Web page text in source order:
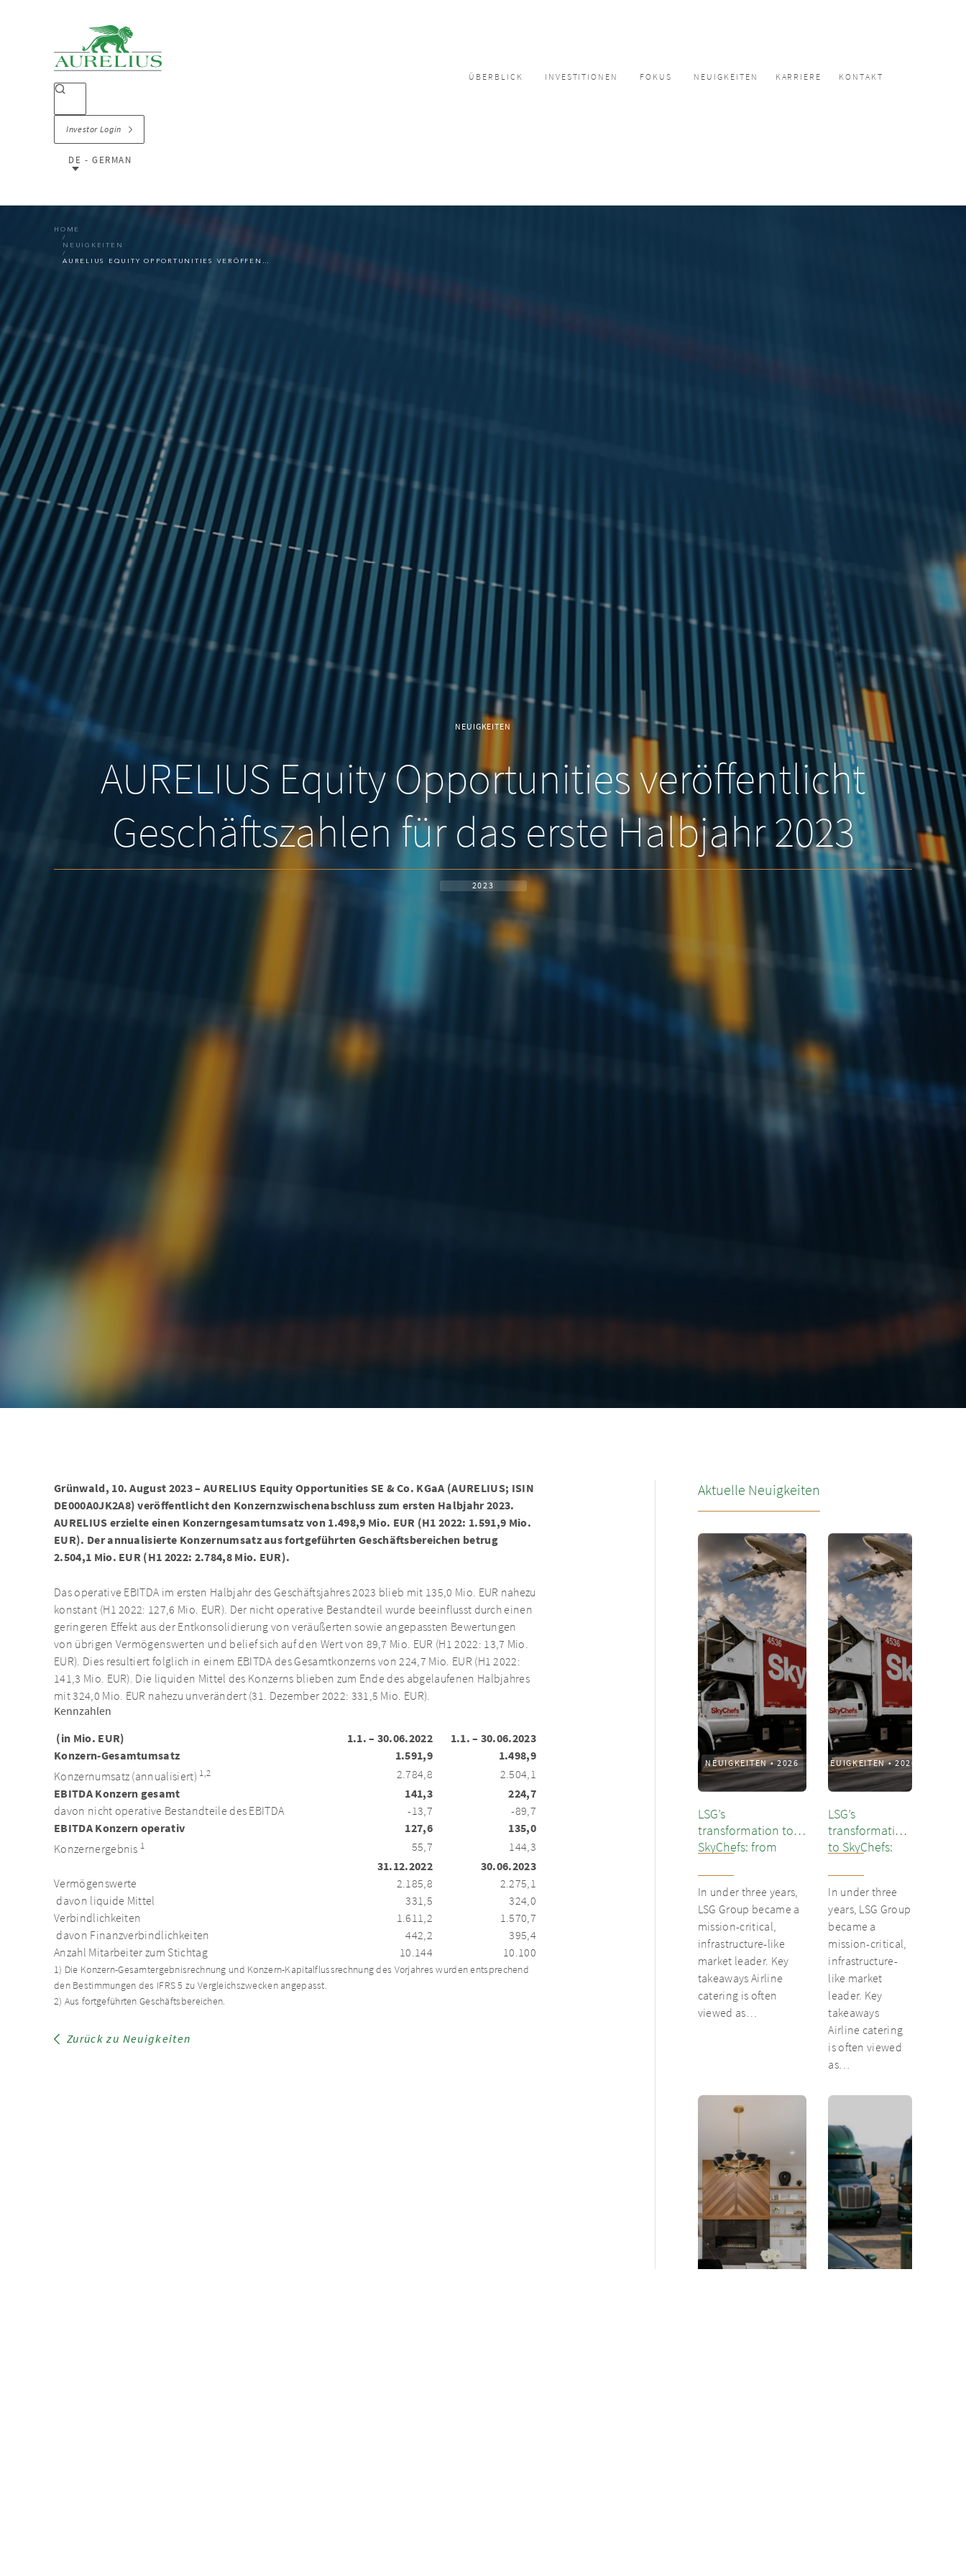
ÜBERBLICK INVESTITIONEN FOKUS NEUIGKEITEN KARRIERE KONTAKT
Investor Login
DE - GERMAN
HOME
NEUIGKEITEN
AURELIUS EQUITY OPPORTUNITIES VERÖFFENTLICHT GESCHÄFTSZAHLEN FÜR DAS ERSTE HALBJAHR 2023
NEUIGKEITEN
AURELIUS Equity Opportunities veröffentlicht
Geschäftszahlen für das erste Halbjahr 2023
2023
Grünwald, 10. August 2023 – AURELIUS Equity Opportunities SE & Co. KGaA (AURELIUS; ISIN
DE000A0JK2A8) veröffentlicht den Konzernzwischenabschluss zum ersten Halbjahr 2023.
AURELIUS erzielte einen Konzerngesamtumsatz von 1.498,9 Mio. EUR (H1 2022: 1.591,9 Mio.
EUR). Der annualisierte Konzernumsatz aus fortgeführten Geschäftsbereichen betrug
2.504,1 Mio. EUR (H1 2022: 2.784,8 Mio. EUR).
Das operative EBITDA im ersten Halbjahr des Geschäftsjahres 2023 blieb mit 135,0 Mio. EUR nahezu
konstant (H1 2022: 127,6 Mio. EUR). Der nicht operative Bestandteil wurde beeinflusst durch einen
geringeren Effekt aus der Entkonsolidierung von veräußerten sowie angepassten Bewertungen
von übrigen Vermögenswerten und belief sich auf den Wert von 89,7 Mio. EUR (H1 2022: 13,7 Mio.
EUR). Dies resultiert folglich in einem EBITDA des Gesamtkonzerns von 224,7 Mio. EUR (H1 2022:
141,3 Mio. EUR). Die liquiden Mittel des Konzerns blieben zum Ende des abgelaufenen Halbjahres
mit 324,0 Mio. EUR nahezu unverändert (31. Dezember 2022: 331,5 Mio. EUR).
Kennzahlen
(in Mio. EUR) 1.1. – 30.06.2022
1.1. – 30.06.2023
Konzern-Gesamtumsatz
1.591,9 1.498,9
Konzernumsatz (annualisiert) 1,2 2.784,8 2.504,1
EBITDA Konzern gesamt 141,3 224,7
davon nicht operative Bestandteile des EBITDA -13,7 -89,7
EBITDA Konzern operativ 127,6 135,0
Konzernergebnis 1 55,7 144,3
31.12.2022 30.06.2023
Vermögenswerte 2.185,8
2.275,1
davon liquide Mittel
331,5
324,0
Verbindlichkeiten
1.611,2
1.570,7
davon Finanzverbindlichkeiten
442,2
395,4
Anzahl Mitarbeiter zum Stichtag
10.144 10.100
1) Die Konzern-Gesamtergebnisrechnung und Konzern-Kapitalflussrechnung des Vorjahres wurden entsprechend
den Bestimmungen des IFRS 5 zu Vergleichszwecken angepasst.
2) Aus fortgeführten Geschäftsbereichen.
Zurück zu Neuigkeiten
Aktuelle Neuigkeiten
NEUIGKEITEN•2026
LSG’s
transformation to
SkyChefs: from
unit into culinary
champion
In under three years,
LSG Group became a
mission-critical,
infrastructure-like
market leader. Key
takeaways Airline
catering is often
viewed as…
NEUIGKEITEN•2026
LSG’s
transformation
to SkyChefs:
underloved
catering unit
into culinary
champion
In under three
years, LSG Group
became a
mission-critical,
infrastructure-
like market
leader. Key
takeaways
Airline catering
is often viewed
as…